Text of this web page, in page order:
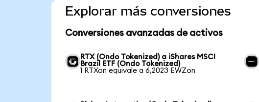
Explorar más conversiones
Conversiones avanzadas de activos
RTX (Ondo Tokenized) a iShares MSCI
Brazil ETF (Ondo Tokenized)
1 RTXon equivale a 6,2023 EWZon